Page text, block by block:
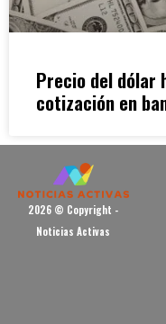
Precio del dólar
cotización en
2026 © Copyright -
Noticias Activas